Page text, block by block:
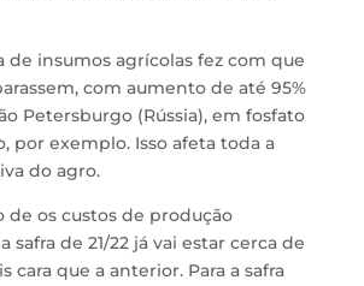
de insumos agrícolas fez com que
com aumento de até 95%
Petersburgo (Rússia), em fosfato
por exemplo. Isso afeta toda a
do agro.
de os custos de produção
safra de 21/22 já vai estar cerca de
cara que a anterior. Para a safra